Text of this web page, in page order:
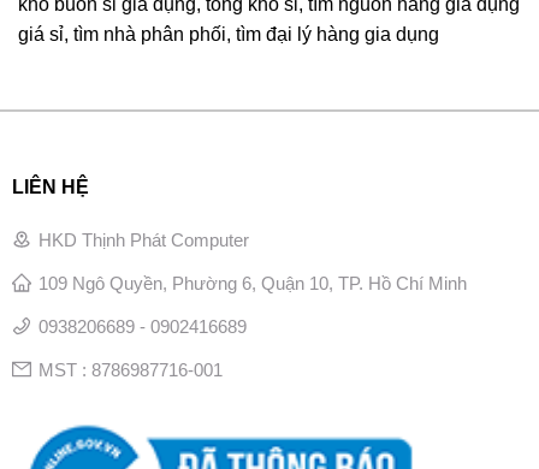
kho buôn sỉ gia dụng, tổng kho sỉ, tìm nguồn hàng gia dụng
giá sỉ, tìm nhà phân phối, tìm đại lý hàng gia dụng
LIÊN HỆ
HKD Thịnh Phát Computer
109 Ngô Quyền, Phường 6, Quận 10, TP. Hồ Chí Minh
0938206689 - 0902416689
MST : 8786987716-001